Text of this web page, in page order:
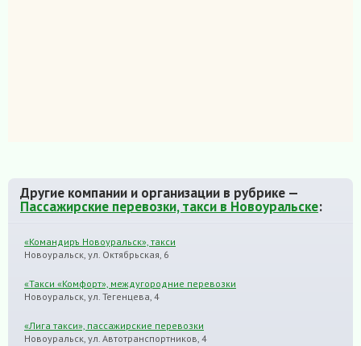
Другие компании и организации в рубрике —
Пассажирские перевозки, такси в Новоуральске:
«Командиръ Новоуральск», такси
Новоуральск, ул. Октябрьская, 6
«Такси «Комфорт», междугородние перевозки
Новоуральск, ул. Тегенцева, 4
«Лига такси», пассажирские перевозки
Новоуральск, ул. Автотранспортников, 4